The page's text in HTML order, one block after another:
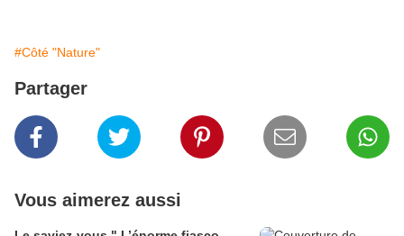
#Côté "Nature"
Partager
Vous aimerez aussi